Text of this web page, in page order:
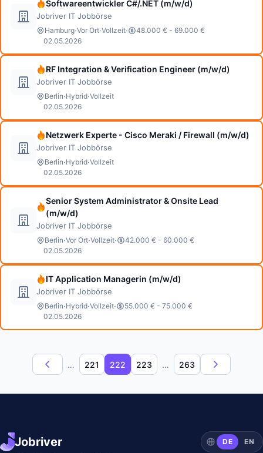
Softwareentwickler C#/.NET (m/w/d)
Jobriver IT Jobbörse
Hamburg·Vor Ort·Vollzeit·
48.000 € - 69.000 €
02.05.2026
RF Integration & Verification Engineer (m/w/d)
Jobriver IT Jobbörse
Berlin·Hybrid·Vollzeit
02.05.2026
Netzwerk Experte - Cisco Meraki / Firewall (m/w/d)
Jobriver IT Jobbörse
Berlin·Hybrid·Vollzeit
02.05.2026
Senior System Administrator & Onsite Lead
(m/w/d)
Jobriver IT Jobbörse
Berlin·Vor Ort·Vollzeit·
42.000 € - 60.000 €
02.05.2026
IT Application Managerin (m/w/d)
Jobriver IT Jobbörse
Berlin·Hybrid·Vollzeit·
55.000 € - 75.000 €
02.05.2026
… 221 222 223 … 263
Jobriver DE EN